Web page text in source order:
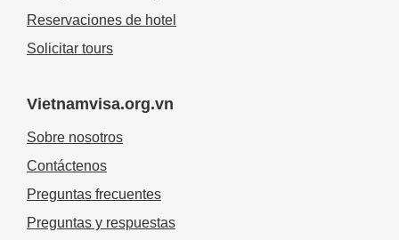
Reservaciones de hotel
Solicitar tours
Vietnamvisa.org.vn
Sobre nosotros
Contáctenos
Preguntas frecuentes
Preguntas y respuestas